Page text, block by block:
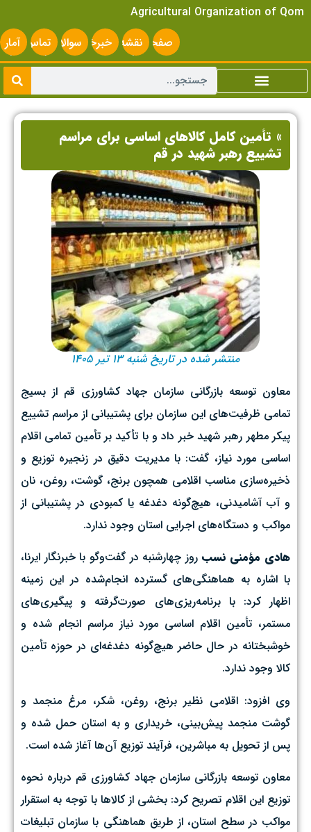
Agricultural Organization of Qom
صفحه
اصلی
نقشه
سایت
خبرخوانسوالات
متداول
تماس
با ما
آمار
» تأمین کامل کالاهای اساسی برای مراسم
تشییع رهبر شهید در قم
منتشر شده در تاریخ شنبه ۱۳ تیر ۱۴۰۵
معاون توسعه بازرگانی سازمان جهاد کشاورزی قم از بسیج
تمامی ظرفیت‌های این سازمان برای پشتیبانی از مراسم تشییع
پیکر مطهر رهبر شهید خبر داد و با تأکید بر تأمین تمامی اقلام
اساسی مورد نیاز، گفت: با مدیریت دقیق در زنجیره توزیع و
ذخیره‌سازی مناسب اقلامی همچون برنج، گوشت، روغن، نان
و آب آشامیدنی، هیچ‌گونه دغدغه یا کمبودی در پشتیبانی از
مواکب و دستگاه‌های اجرایی استان وجود ندارد.
هادی مؤمنی نسب روز چهارشنبه در گفت‌وگو با خبرنگار ایرنا،
با اشاره به هماهنگی‌های گسترده انجام‌شده در این زمینه
اظهار کرد: با برنامه‌ریزی‌های صورت‌گرفته و پیگیری‌های
مستمر، تأمین اقلام اساسی مورد نیاز مراسم انجام شده و
خوشبختانه در حال حاضر هیچ‌گونه دغدغه‌ای در حوزه تأمین
کالا وجود ندارد.
وی افزود: اقلامی نظیر برنج، روغن، شکر، مرغ منجمد و
گوشت منجمد پیش‌بینی، خریداری و به استان حمل شده و
پس از تحویل به مباشرین، فرآیند توزیع آن‌ها آغاز شده است.
معاون توسعه بازرگانی سازمان جهاد کشاورزی قم درباره نحوه
توزیع این اقلام تصریح کرد: بخشی از کالاها با توجه به استقرار
مواکب در سطح استان، از طریق هماهنگی با سازمان تبلیغات